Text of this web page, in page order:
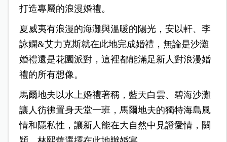
打造專屬的浪漫婚禮。
夏威夷有浪漫的海灘與溫暖的陽光，安以軒、李
詠嫻&艾力克斯就在此地完成婚禮，無論是沙灘
婚禮還是花園派對，這裡都能滿足新人對浪漫婚
禮的所有想像。
馬爾地夫以水上婚禮著稱，藍天白雲、碧海沙灘
讓人彷彿置身天堂一班，馬爾地夫的獨特海島風
情和隱私性，讓新人能在大自然中見證愛情，關